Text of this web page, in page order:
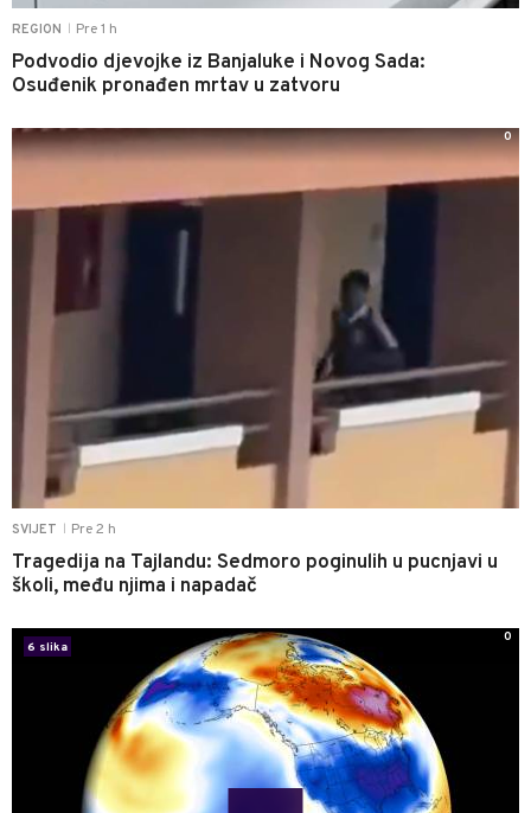
REGION Pre 1 h
Podvodio djevojke iz Banjaluke i Novog Sada:
Osuđenik pronađen mrtav u zatvoru
SVIJET Pre 2 h
Tragedija na Tajlandu: Sedmoro poginulih u pucnjavi u
školi, među njima i napadač
0
6 slika
0